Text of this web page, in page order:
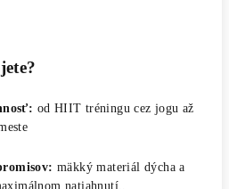
od HIIT tréningu cez jogu až
mäkký materiál dýcha a
natiahnutí..